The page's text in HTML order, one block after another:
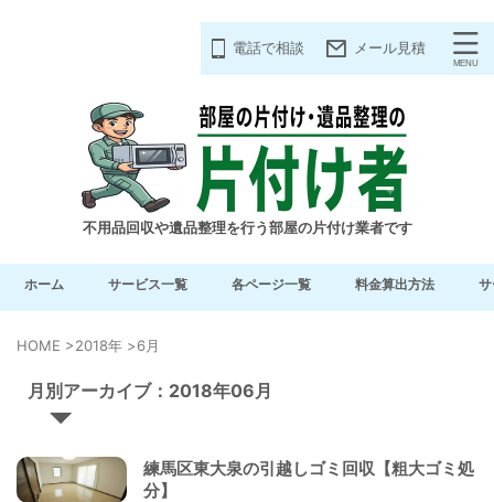
電話で相談 メール見積
不用品回収や遺品整理を行う部屋の片付け業者です
ホーム サービス一覧 各ページ一覧 料金算出方法
HOME >2018年 >6月
月別アーカイブ：2018年06月
練馬区東大泉の引越しゴミ回収【粗大ゴミ処
分】